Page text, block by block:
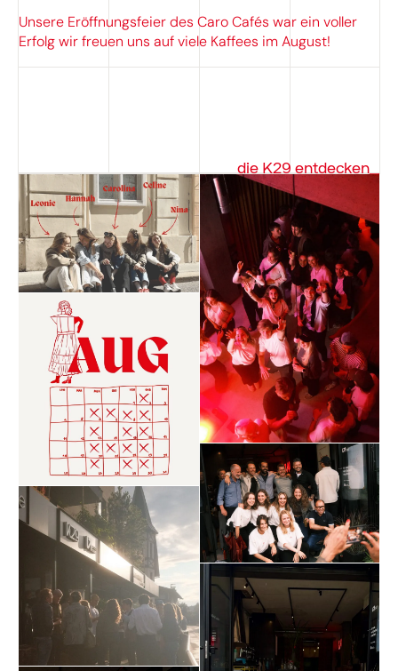
Unsere Eröffnungsfeier des Caro Cafés war ein voller
Erfolg wir freuen uns auf viele Kaffees im August!
die K29 entdecken